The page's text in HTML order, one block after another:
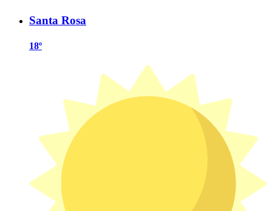
Santa Rosa
18º